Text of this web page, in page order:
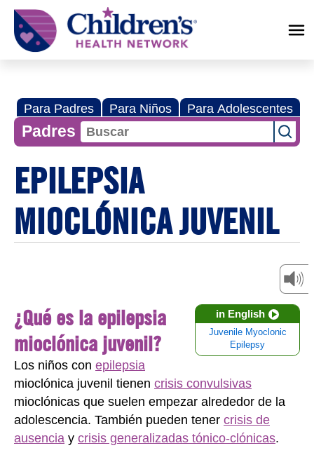
Children's
Health
Network
Para Padres Para Niños Para Adolescentes
Padres
EPILEPSIA
MIOCLÓNICA JUVENIL
in English
Juvenile Myoclonic
Epilepsy
¿Qué es la epilepsia
mioclónica juvenil?
Los niños con epilepsia
mioclónica juvenil tienen crisis convulsivas
mioclónicas que suelen empezar alrededor de la
adolescencia. También pueden tener crisis de
ausencia y crisis generalizadas tónico-clónicas.